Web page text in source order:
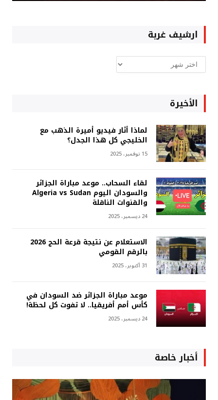
ارشيف غربة
ارشيف
غربة
الأخيرة
لماذا أثار فيديو أميرة الذهب مع
الخليجي كل هذا الجدل؟
15 نوفمبر، 2025
لقاء السحاب.. موعد مباراة الجزائر
والسودان اليوم Algeria vs Sudan
والقنوات الناقلة
24 ديسمبر، 2025
الاستعلام عن نتيجة قرعة الحج 2026
بالرقم القومي
31 أكتوبر، 2025
موعد مباراة الجزائر ضد السودان في
كأس أمم أفريقيا.. لا تفوت كل لحظة!
24 ديسمبر، 2025
أخبار خاصة